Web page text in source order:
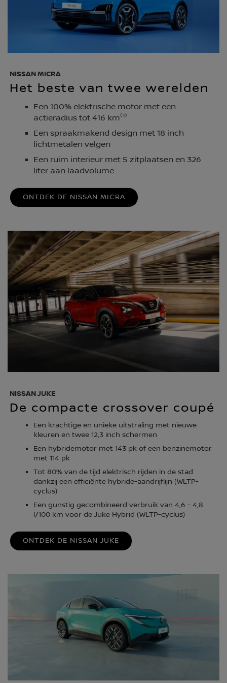
NISSAN MICRA
Het beste van twee werelden
Een 100% elektrische motor met een
actieradius tot 416 km⁽¹⁾
Een spraakmakend design met 18 inch
lichtmetalen velgen
Een ruim interieur met 5 zitplaatsen en 326
liter aan laadvolume
ONTDEK DE NISSAN MICRA
NISSAN JUKE
De compacte crossover coupé
Een krachtige en unieke uitstraling met nieuwe
kleuren en twee 12,3 inch schermen
Een hybridemotor met 143 pk of een benzinemotor
met 114 pk
Tot 80% van de tijd elektrisch rijden in de stad
dankzij een efficiënte hybride-aandrijflijn (WLTP-
cyclus)
Een gunstig gecombineerd verbruik van 4,6 - 4,8
l/100 km voor de Juke Hybrid (WLTP-cyclus)
ONTDEK DE NISSAN JUKE